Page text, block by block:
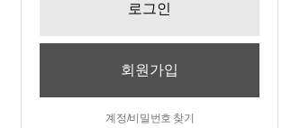
로그인
회원가입
계정/비밀번호 찾기